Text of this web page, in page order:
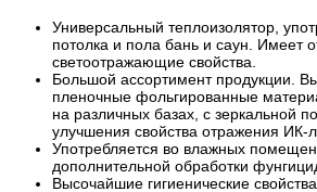
Универсальный теплоизолятор,
потолка и пола бань и саун. Имеет
светоотражающие свойства.
Большой ассортимент продукции.
пленочные фольгированные
на различных базах, с зеркальной
улучшения свойства отражения ИК-
Употребляется во влажных
дополнительной обработки
Высочайшие гигиенические